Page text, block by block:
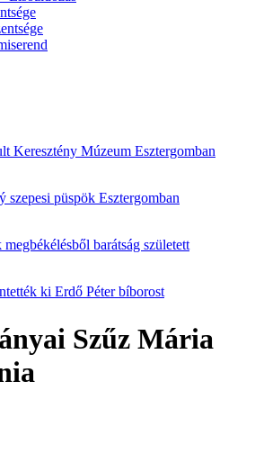
Keresztény Múzeum Esztergomban
szepesi püspök Esztergomban
barátság született
ki Erdő Péter bíborost
Szűz Mária